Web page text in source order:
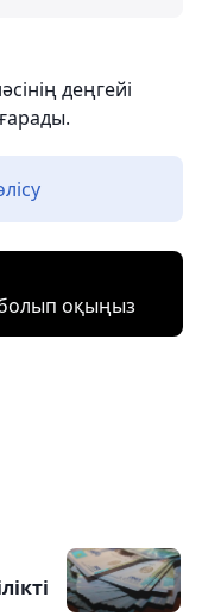
деңгейі
оқыңыз